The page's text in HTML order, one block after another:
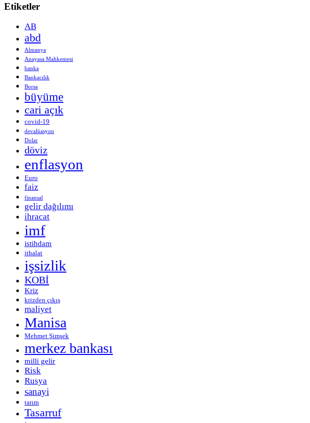
Etiketler
AB
abd
Almanya
Anayasa Mahkemesi
banka
Bankacılık
Borsa
büyüme
cari açık
covid-19
devalüasyon
Dolar
döviz
enflasyon
Euro
faiz
finansal
gelir dağılımı
ihracat
imf
istihdam
ithalat
işsizlik
KOBİ
Kriz
krizden çıkış
maliyet
Manisa
Mehmet Şimşek
merkez bankası
milli gelir
Risk
Rusya
sanayi
tarım
Tasarruf